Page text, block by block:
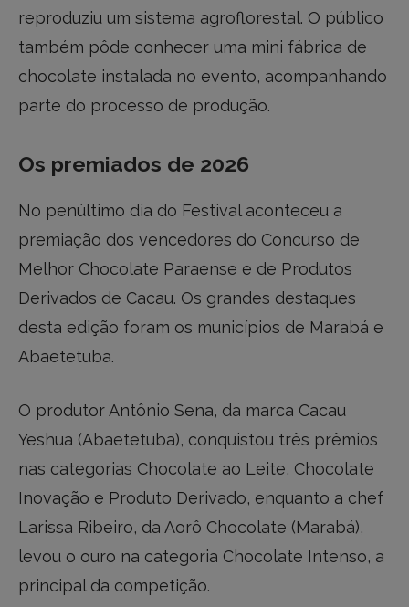
reproduziu um sistema agroflorestal. O público
também pôde conhecer uma mini fábrica de
chocolate instalada no evento, acompanhando
parte do processo de produção.
Os premiados de 2026
No penúltimo dia do Festival aconteceu a
premiação dos vencedores do Concurso de
Melhor Chocolate Paraense e de Produtos
Derivados de Cacau. Os grandes destaques
desta edição foram os municípios de Marabá e
Abaetetuba.
O produtor Antônio Sena, da marca Cacau
Yeshua (Abaetetuba), conquistou três prêmios
nas categorias Chocolate ao Leite, Chocolate
Inovação e Produto Derivado, enquanto a chef
Larissa Ribeiro, da Aorô Chocolate (Marabá),
levou o ouro na categoria Chocolate Intenso, a
principal da competição.